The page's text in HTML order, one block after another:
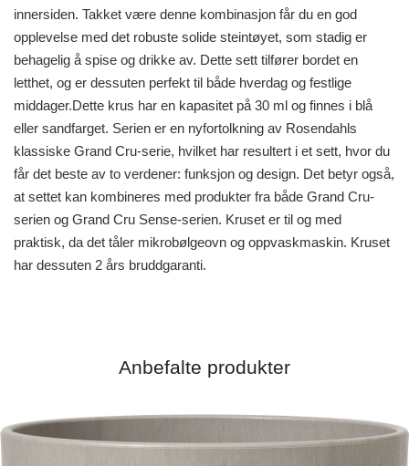
innersiden. Takket være denne kombinasjon får du en god
opplevelse med det robuste solide steintøyet, som stadig er
behagelig å spise og drikke av. Dette sett tilfører bordet en
letthet, og er dessuten perfekt til både hverdag og festlige
middager.Dette krus har en kapasitet på 30 ml og finnes i blå
eller sandfarget. Serien er en nyfortolkning av Rosendahls
klassiske Grand Cru-serie, hvilket har resultert i et sett, hvor du
får det beste av to verdener: funksjon og design. Det betyr også,
at settet kan kombineres med produkter fra både Grand Cru-
serien og Grand Cru Sense-serien. Kruset er til og med
praktisk, da det tåler mikrobølgeovn og oppvaskmaskin. Kruset
har dessuten 2 års bruddgaranti.
Anbefalte produkter